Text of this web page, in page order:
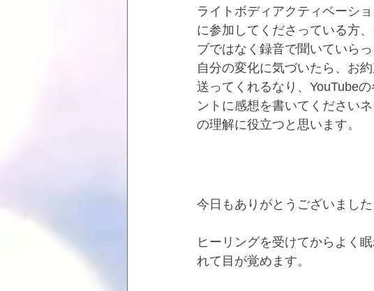
ライトボディアクティベーシ
に参加してくださっている方
ブではなく録音で聞いていらっ
自分の変化に気づいたら、お
送ってくれるなり、YouTubeの
ントに感想を書いてください
の理解に役立つと思います。
今日もありがとうございました
ヒーリングを受けてからよく
れて目が覚めます。